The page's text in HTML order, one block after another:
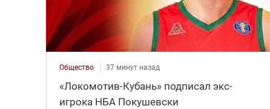
Общество 37 минут назад
«Локомотив-Кубань» подписал экс-
игрока НБА Покушевски